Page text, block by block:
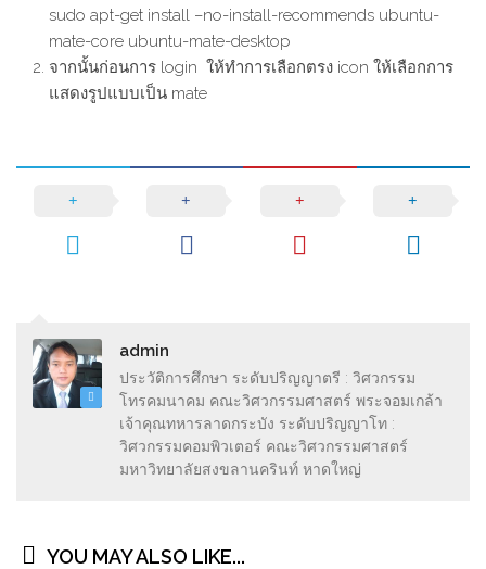
sudo apt-get install –no-install-recommends ubuntu-
mate-core ubuntu-mate-desktop
จากนั้นก่อนการ login ให้ทำการเลือกตรง icon ให้เลือกการ
แสดงรูปแบบเป็น mate
admin
ประวัติการศึกษา ระดับปริญญาตรี : วิศวกรรม
โทรคมนาคม คณะวิศวกรรมศาสตร์ พระจอมเกล้า
เจ้าคุณทหารลาดกระบัง ระดับปริญญาโท :
วิศวกรรมคอมพิวเตอร์ คณะวิศวกรรมศาสตร์
มหาวิทยาลัยสงขลานครินท์ หาดใหญ่
YOU MAY ALSO LIKE...